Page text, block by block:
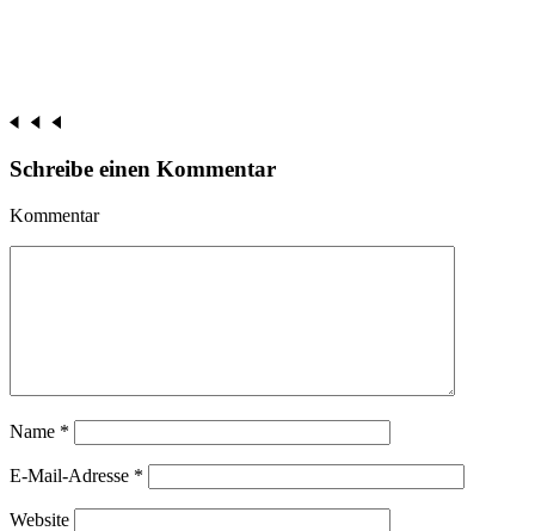
Schreibe einen Kommentar
Kommentar
Name *
E-Mail-Adresse *
Website